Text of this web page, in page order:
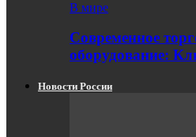
В мире
Современное
оборудование:
Новости России